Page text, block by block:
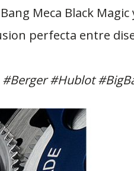
Meca Black Magic
perfecta entre
#Berger #Hublot